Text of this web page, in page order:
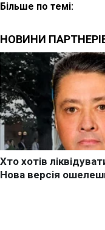
Більше по темі: